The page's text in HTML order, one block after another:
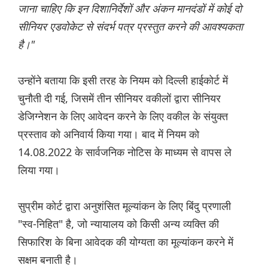
जाना चाहिए कि इन दिशानिर्देशों और अंकन मानदंडों में कोई दो
सीनियर एडवोकेट से संदर्भ पत्र प्रस्तुत करने की आवश्यकता
है।"
उन्होंने बताया कि इसी तरह के नियम को दिल्ली हाईकोर्ट में
चुनौती दी गई, जिसमें तीन सीनियर वकीलों द्वारा सीनियर
डेजिग्नेशन के लिए आवेदन करने के लिए वकील के संयुक्त
प्रस्ताव को अनिवार्य किया गया। बाद में नियम को
14.08.2022 के सार्वजनिक नोटिस के माध्यम से वापस ले
लिया गया।
सुप्रीम कोर्ट द्वारा अनुशंसित मूल्यांकन के लिए बिंदु प्रणाली
"स्व-निहित" है, जो न्यायालय को किसी अन्य व्यक्ति की
सिफारिश के बिना आवेदक की योग्यता का मूल्यांकन करने में
सक्षम बनाती है।